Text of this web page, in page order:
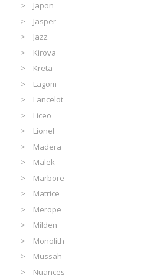
Japon
Jasper
Jazz
Kirova
Kreta
Lagom
Lancelot
Liceo
Lionel
Madera
Malek
Marbore
Matrice
Merope
Milden
Monolith
Mussah
Nuances